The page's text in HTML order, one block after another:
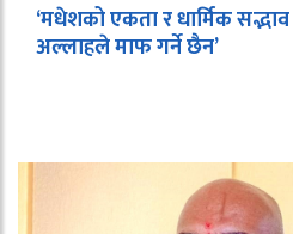
‘मधेशको एकता र धार्मिक
अल्लाहले माफ गर्ने छैन’